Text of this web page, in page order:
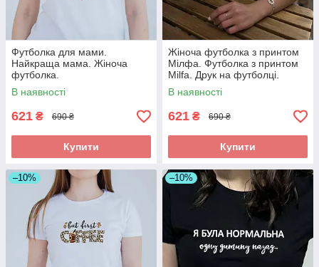
Футболка для мами.
Найкраща мама. Жіноча
футболка.
В наявності
621 ₴ 690 ₴
Купити
Жіноча футболка з принтом
Мілфа. Футболка з принтом
Milfa. Друк на футболці.
В наявності
621 ₴ 690 ₴
Купити
–10% –10%